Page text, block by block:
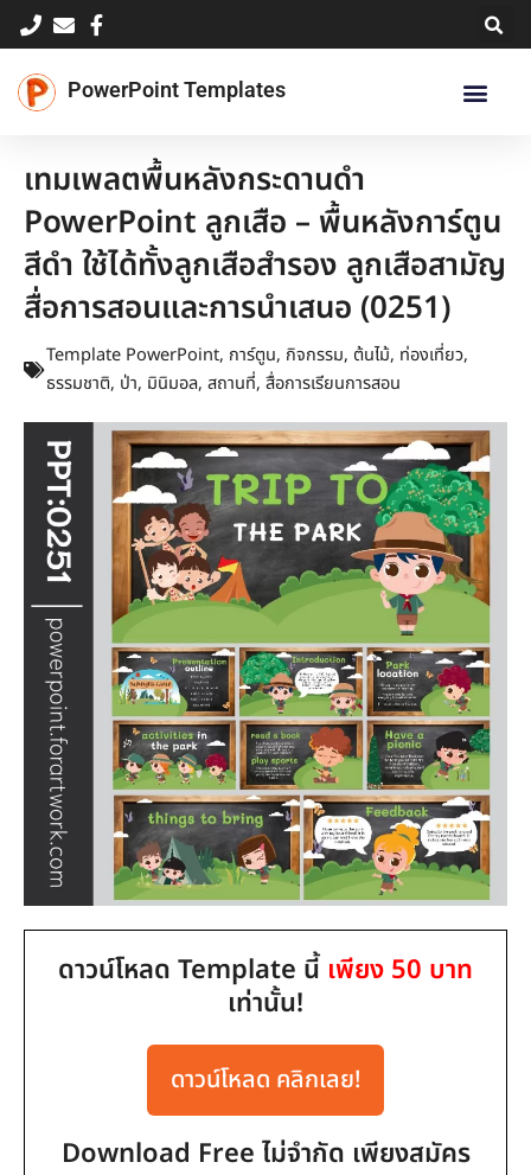
content
PowerPoint Templates
เทมเพลตพื้นหลังกระดานดำ
PowerPoint ลูกเสือ – พื้นหลังการ์ตูน
สีดำ ใช้ได้ทั้งลูกเสือสำรอง ลูกเสือสามัญ
สื่อการสอนและการนำเสนอ (0251)
Template PowerPoint, การ์ตูน, กิจกรรม, ต้นไม้, ท่องเที่ยว,
ธรรมชาติ, ป่า, มินิมอล, สถานที่, สื่อการเรียนการสอน
ดาวน์โหลด Template นี้ เพียง 50 บาท
เท่านั้น!
ดาวน์โหลด คลิกเลย!
Download Free ไม่จำกัด เพียงสมัคร